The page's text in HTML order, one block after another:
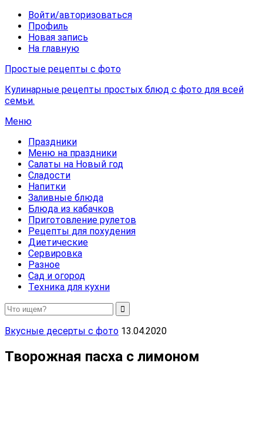
Войти/авторизоваться
Профиль
Новая запись
На главную
Простые рецепты с фото
Кулинарные рецепты простых блюд с фото для всей
семьи.
Меню
Праздники
Меню на праздники
Салаты на Новый год
Сладости
Напитки
Заливные блюда
Блюда из кабачков
Приготовление рулетов
Рецепты для похудения
Диетические
Сервировка
Разное
Сад и огород
Техника для кухни
Вкусные десерты с фото 13.04.2020
Творожная пасха с лимоном